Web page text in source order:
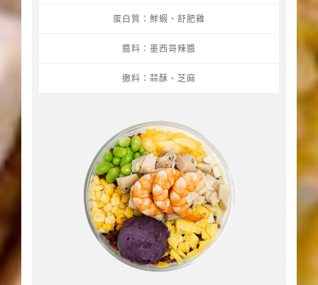
蛋白質：鮮蝦、舒肥雞
醬料：墨西哥辣醬
撒料：蒜酥、芝麻